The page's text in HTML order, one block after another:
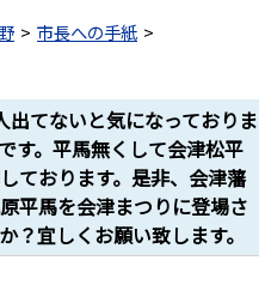
市長への手紙
出てないと気になっておりま
す。平馬無くして会津松平
ております。是非、会津藩
平馬を会津まつりに登場さ
？宜しくお願い致します。